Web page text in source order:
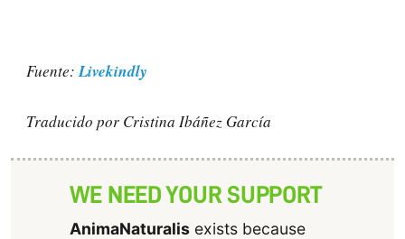
Fuente:Livekindly
Traducido por Cristina Ibáñez García
WE NEED YOUR SUPPORT
AnimaNaturalisexists because